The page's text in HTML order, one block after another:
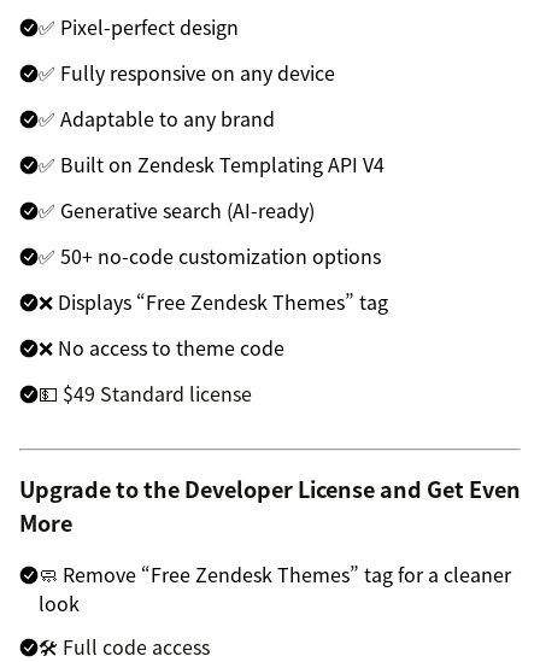
✅ Pixel-perfect design
✅ Fully responsive on any device
✅ Adaptable to any brand
✅ Built on Zendesk Templating API V4
✅ Generative search (AI-ready)
✅ 50+ no-code customization options
❌ Displays “Free Zendesk Themes” tag
❌ No access to theme code
💵 $49 Standard license
Upgrade to the Developer License and Get Even
More
🧼 Remove “Free Zendesk Themes” tag for a cleaner
look
🛠 Full code access